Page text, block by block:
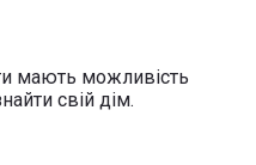
мають можливість
свій дім.